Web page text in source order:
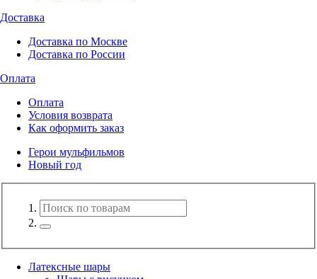
Доставка
Доставка по Москве
Доставка по России
Оплата
Оплата
Условия возврата
Как оформить заказ
Герои мульфильмов
Новый год
Латексные шары